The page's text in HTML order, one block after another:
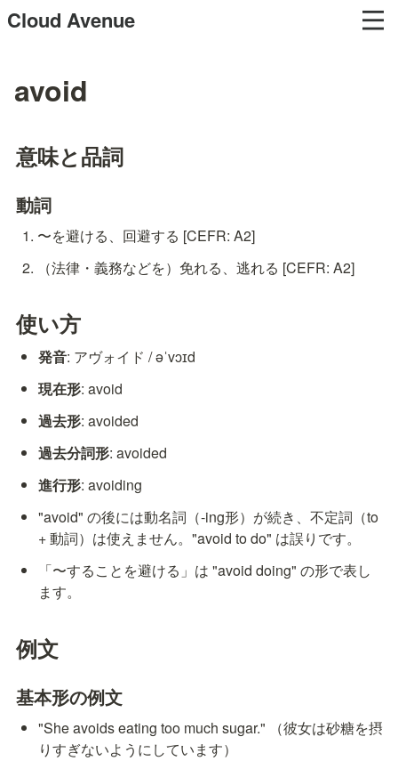
Cloud Avenue
avoid
意味と品詞
動詞
〜を避ける、回避する [CEFR: A2]
（法律・義務などを）免れる、逃れる [CEFR: A2]
使い方
発音: アヴォイド / əˈvɔɪd
現在形: avoid
過去形: avoided
過去分詞形: avoided
進行形: avoiding
"avoid" の後には動名詞（-ing形）が続き、不定詞（to
+ 動詞）は使えません。"avoid to do" は誤りです。
「〜することを避ける」は "avoid doing" の形で表し
ます。
例文
基本形の例文
"She avoids eating too much sugar." （彼女は砂糖を摂
りすぎないようにしています）